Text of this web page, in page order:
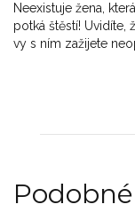
Neexistuje žena,
potká štěstí! Uvidíte,
vy s ním zažijete